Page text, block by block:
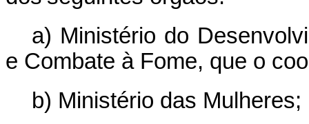
a) Ministério do
e Combate à Fome, que o
b) Ministério das Mulheres;